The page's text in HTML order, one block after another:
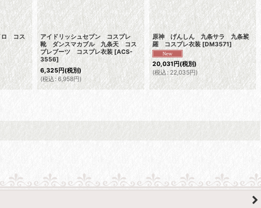
ロ コス
アイドリッシュセブン コスプレ
靴 ダンスマカブル 九条天 コス
プレブーツ コスプレ衣装 [ACS-
3556]
6,325円(税別)
(税込: 6,958円)
原神 げんしん 九条サラ 九条裟
羅 コスプレ衣装 [DM3571]
20,031円(税別)
(税込 : 22,035円)